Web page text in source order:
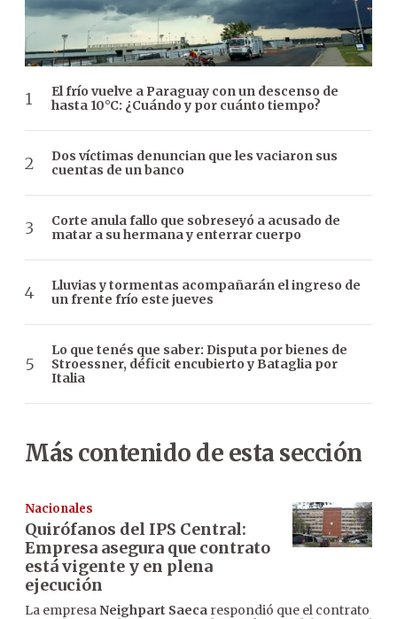
El frío vuelve a Paraguay con un descenso de
hasta 10°C: ¿Cuándo y por cuánto tiempo?
Dos víctimas denuncian que les vaciaron sus
cuentas de un banco
Corte anula fallo que sobreseyó a acusado de
matar a su hermana y enterrar cuerpo
Lluvias y tormentas acompañarán el ingreso de
un frente frío este jueves
Lo que tenés que saber: Disputa por bienes de
Stroessner, déficit encubierto y Bataglia por
Italia
Más contenido de esta sección
Nacionales
Quirófanos del IPS Central:
Empresa asegura que contrato
está vigente y en plena
ejecución
La empresaNeighpart Saeca respondió que el contrato